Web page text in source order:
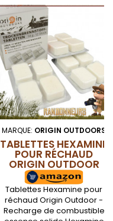
MARQUE: ORIGIN OUTDOORS
TABLETTES HEXAMINE
POUR RÉCHAUD
ORIGIN OUTDOOR
Tablettes Hexamine pour
réchaud Origin Outdoor -
Recharge de combustible